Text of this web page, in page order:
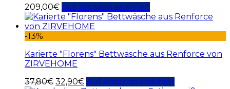
209,00€ Auf Amazon ansehen
-13%
Karierte "Florens" Bettwäsche aus Renforce von
ZIRVEHOME
37,80€ 32,90€ Auf Amazon ansehen